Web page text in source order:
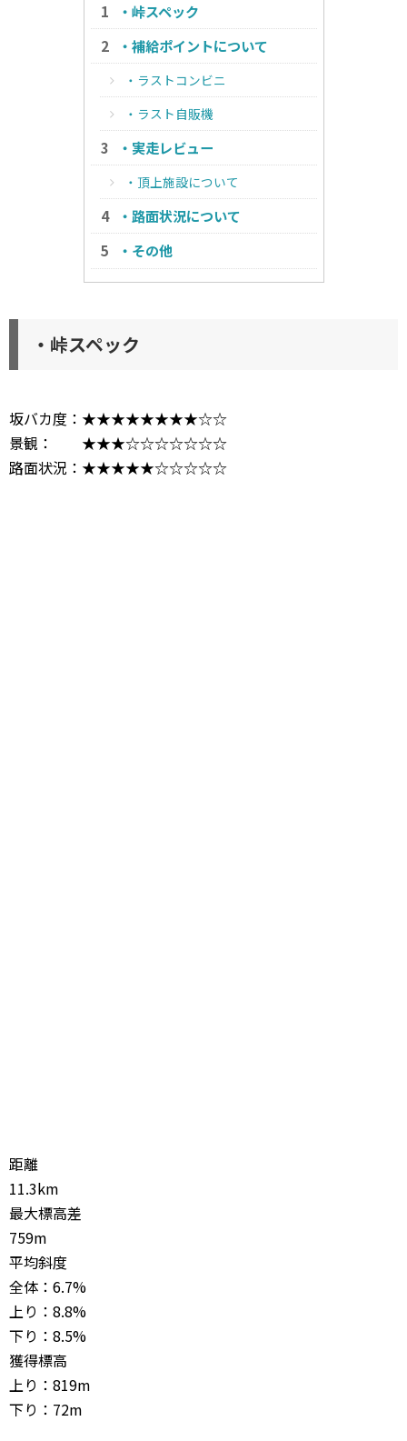
・峠スペック
・補給ポイントについて
・ラストコンビニ
・ラスト自販機
・実走レビュー
・頂上施設について
・路面状況について
・その他
・峠スペック
坂バカ度：★★★★★★★★☆☆
景観： ★★★☆☆☆☆☆☆☆
路面状況：★★★★★☆☆☆☆☆
距離
11.3km
最大標高差
759m
平均斜度
全体：6.7%
上り：8.8%
下り：8.5%
獲得標高
上り：819m
下り：72m